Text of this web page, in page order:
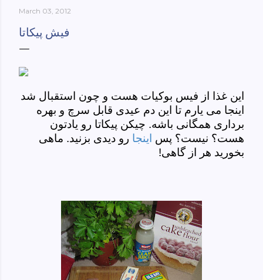
York-culinary-cultures-
ebook/dp/B0861H47GS/ref=sr_1_1?
dchild=1&keywords=tehran+to+new+york&qid=158481093
March 03, 2012
فیش پیکاتا
این غذا از فیس بوکیات هست و چون استقبال شد
اینجا می یارم تا این دم عیدی قابل سرچ و بهره
برداری همگانی باشه. چیکن پیکاتا رو یادتون
هست؟ نیست؟ پس اینجا رو دیدی بزنید. ماهی
بخورید هر از گاهی!